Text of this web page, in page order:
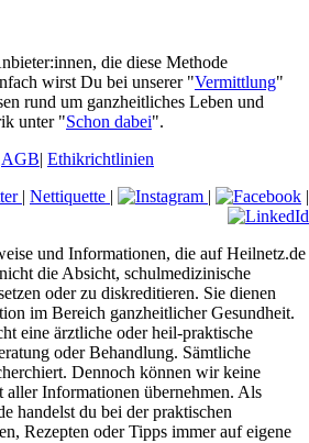
die diese Methode
wirst Du bei unserer "Vermittlung"
rund um ganzheitliches Leben und
unter "Schon dabei".
AGB| Ethikrichtlinien
| Nettiquette | | |
und Informationen, die auf Heilnetz.de
die Absicht, schulmedizinische
oder zu diskreditieren. Sie dienen
im Bereich ganzheitlicher Gesundheit.
eine ärztliche oder heil-praktische
oder Behandlung. Sämtliche
Dennoch können wir keine
Informationen übernehmen. Als
handelst du bei der praktischen
Rezepten oder Tipps immer auf eigene